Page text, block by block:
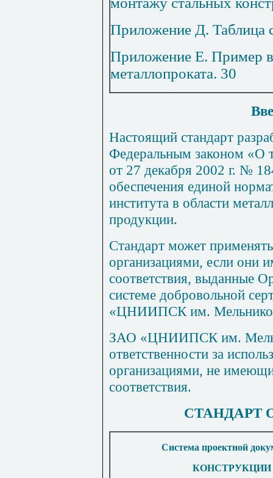
Приложение Д. Таблица
Приложение Е. Пример
металлопроката. 30
Настоящий стандарт
Федеральным законом «О
от 27 декабря 2002 г. №
обеспечения единой
института в области
продукции.
Стандарт может
организациями, если они
соответствия, выданные
системе добровольной
«ЦНИИПСК им.
ЗАО «ЦНИИПСК им.
ответственности за
организациями, не
соответствия.
СТАНДАРТ
Система проектной